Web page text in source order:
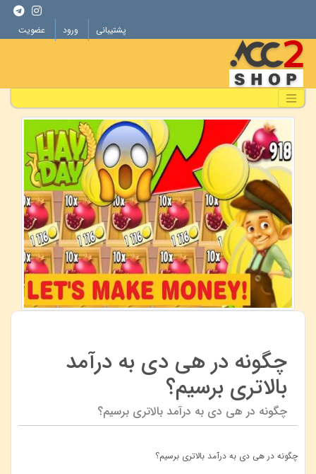
پشتیبانی ورود عضویت
چگونه در هی دی به درآمد
بالاتری برسیم؟
چگونه در هی دی به درآمد بالاتری برسیم؟
چگونه در هی دی به درآمد بالاتری برسیم؟